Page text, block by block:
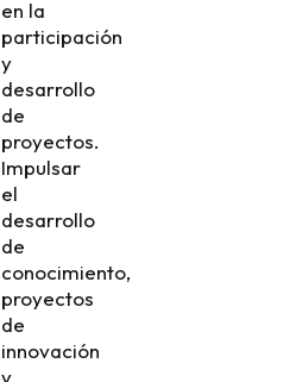
en la
participación
y
desarrollo
de
proyectos.​​
Impulsar
el
desarrollo
de
conocimiento,
proyectos
de
innovación
y